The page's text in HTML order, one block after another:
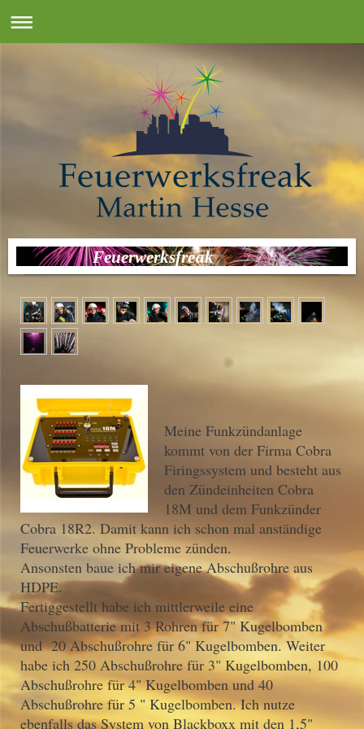
Feuerwerksfreak
Meine Funkzündanlage
kommt von der Firma Cobra
Firingssystem und besteht aus
den Zündeinheiten Cobra
18M und dem Funkzünder
Cobra 18R2. Damit kann ich schon mal anständige
Feuerwerke ohne Probleme zünden.
Ansonsten baue ich mir eigene Abschußrohre aus
HDPE.
Fertiggestellt habe ich mittlerweile eine
Abschußbatterie mit 3 Rohren für 7" Kugelbomben
und 20 Abschußrohre für 6" Kugelbomben. Weiter
habe ich 250 Abschußrohre für 3" Kugelbomben, 100
Abschußrohre für 4" Kugelbomben und 40
Abschußrohre für 5 " Kugelbomben. Ich nutze
ebenfalls das System von Blackboxx mit den 1,5"